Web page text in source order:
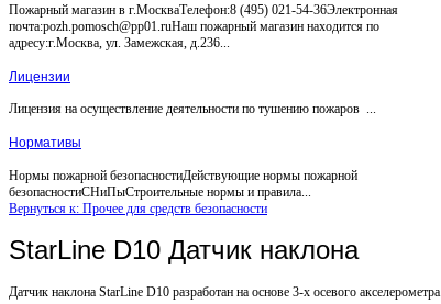
Пожарный магазин в г.МоскваТелефон:8 (495) 021-54-36Электронная
почта:pozh.pomosch@pp01.ruНаш пожарный магазин находится по
адресу:г.Москва, ул. Замежская, д.236...
Лицензии
Лицензия на осуществление деятельности по тушению пожаров ...
Нормативы
Нормы пожарной безопасностиДействующие нормы пожарной
безопасностиСНиПыСтроительные нормы и правила...
Вернуться к: Прочее для средств безопасности
StarLine D10 Датчик наклона
Датчик наклона StarLine D10 разработан на основе 3-х осевого акселерометра.